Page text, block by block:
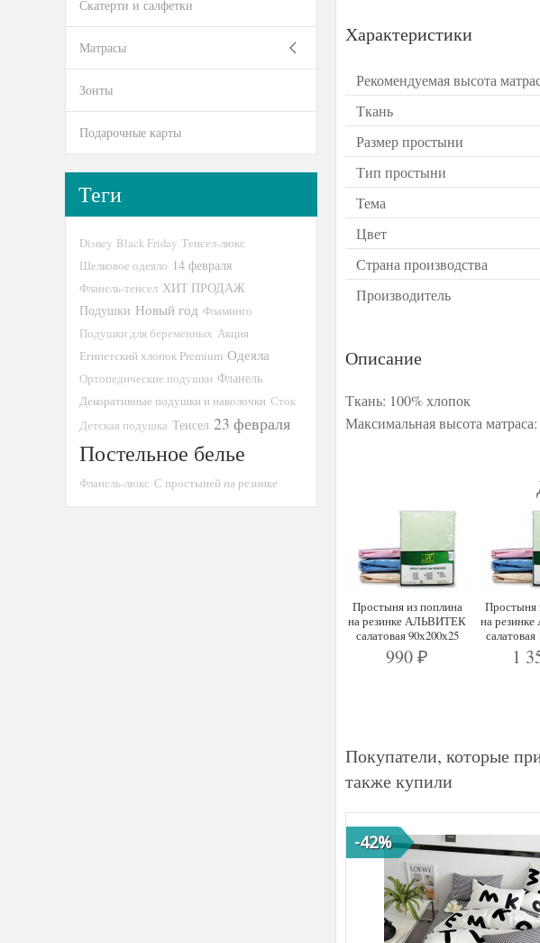
Характеристики
Рекомендуемая высота
Ткань
Размер простыни
Тип простыни
Тема
Цвет
Страна производства
Производитель
Описание
Ткань: 100% хлопок
Максимальная высота
Простыня из поплина
на резинке АЛЬВИТЕК
салатовая 90х200х25
990 ₽
Простыня
на
салатовая
1
Покупатели, которые
также купили
-42%
Скатерти и салфетки
Матрасы
Зонты
Подарочные карты
Теги
Disney Black Friday Тенсел-люкс
Шелковое одеяло 14 февраля
Фланель-тенсел ХИТ ПРОДАЖ
Подушки Новый год Фламинго
Подушки для беременных Акция
Египетский хлопок Premium Одеяла
Ортопедические подушки Фланель
Декоративные подушки и наволочки Сток
Детская подушка Тенсел 23 февраля
Постельное белье
Фланель-люкс С простыней на резинке